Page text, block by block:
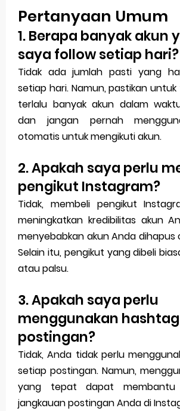
Pertanyaan Umum
1. Berapa banyak akun
saya follow setiap hari?
Tidak ada jumlah pasti yang
setiap hari. Namun, pastikan
terlalu banyak akun dalam
dan jangan pernah
otomatis untuk mengikuti akun.
2. Apakah saya perlu
pengikut Instagram?
Tidak, membeli pengikut
meningkatkan kredibilitas akun
menyebabkan akun Anda dihapus
Selain itu, pengikut yang dibeli
atau palsu.
3. Apakah saya perlu
menggunakan
postingan?
Tidak, Anda tidak perlu
setiap postingan. Namun,
yang tepat dapat membantu
jangkauan postingan Anda di